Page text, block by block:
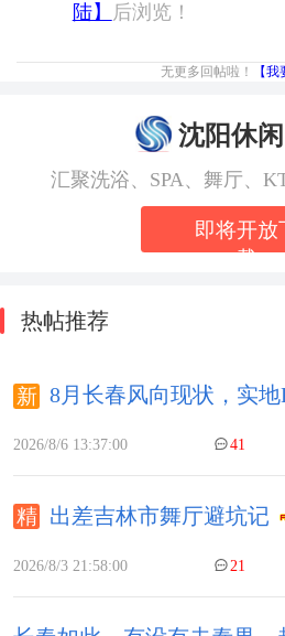
陆】
后浏览！
无更多回帖啦！ 【我
沈阳休
汇聚洗浴、SPA、舞厅、
即将开放
载
热帖推荐
8月长春风向现状，实
2026/8/6 13:37:00 41
出差吉林市舞厅避坑记
2026/8/3 21:58:00 21